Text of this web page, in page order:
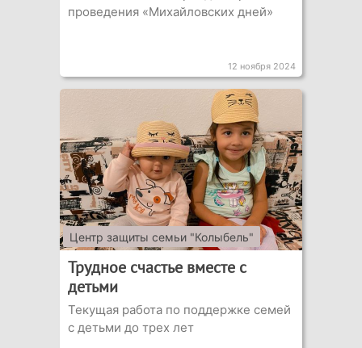
проведения «Михайловских дней»
12 ноября 2024
Центр защиты семьи "Колыбель"
Трудное счастье вместе с
детьми
Текущая работа по поддержке семей
с детьми до трех лет